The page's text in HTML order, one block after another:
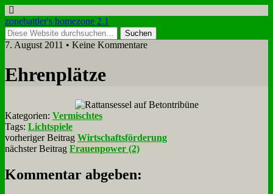
zonebattler's homezone 2.1
7. August 2011 • Keine Kommentare
Eh­ren­plät­ze
Kategorien: Vermischtes
Tags: Lichtspiele
vorheriger Beitrag Wirtschaftsförderung
nächster Beitrag Frauenpower (2)
Kommentar abgeben: